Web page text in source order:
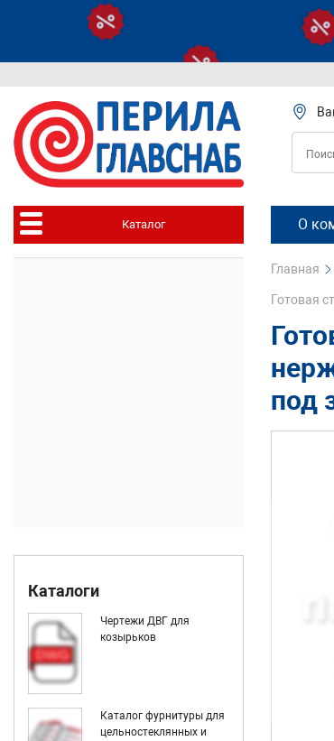
Каталог
Каталоги
Чертежи ДВГ для
козырьков
Каталог фурнитуры для
цельностеклянных и
О
Главная
Готовая
под